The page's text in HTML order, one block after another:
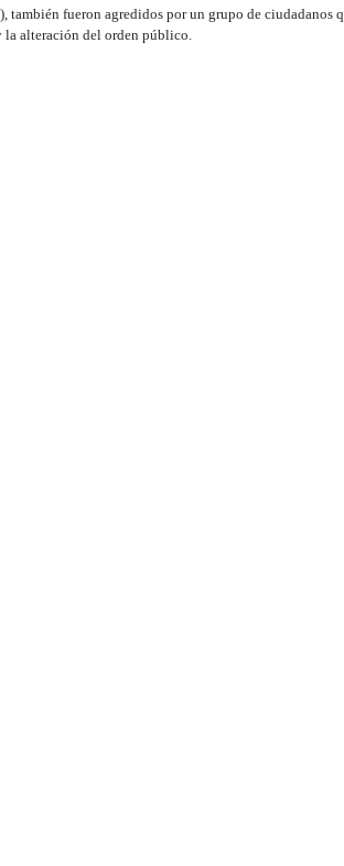
fueron agredidos por un grupo de ciudadanos
alteración del orden público.